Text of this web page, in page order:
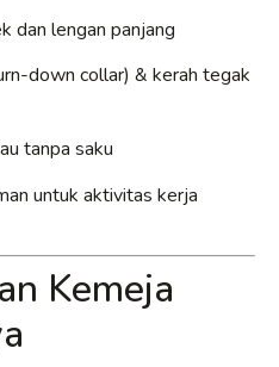
dan lengan panjang
down collar) & kerah tegak
tanpa saku
untuk aktivitas kerja
Kemeja